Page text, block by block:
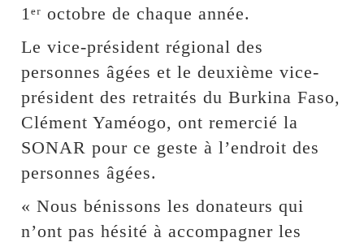
1ᵉʳ octobre de chaque année.
Le vice-président régional des
personnes âgées et le deuxième vice-
président des retraités du Burkina Faso,
Clément Yaméogo, ont remercié la
SONAR pour ce geste à l’endroit des
personnes âgées.
« Nous bénissons les donateurs qui
n’ont pas hésité à accompagner les